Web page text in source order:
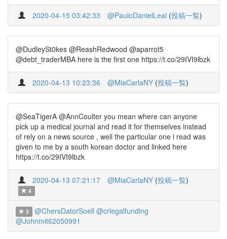
2020-04-15 03:42:33 @PauloDanielLeal (投稿一覧)
@DudleySt0kes @ReashRedwood @aparrot5
@debt_traderMBA here is the first one https://t.co/29IVI9lbzk
2020-04-13 10:23:36 @MiaCarlaNY (投稿一覧)
@SeaTigerA @AnnCoulter you mean where can anyone
pick up a medical journal and read it for themselves instead
of rely on a news source , well the particular one i read was
given to me by a south korean doctor and linked here
https://t.co/29IVI9lbzk
2020-04-13 07:21:17 @MiaCarlaNY (投稿一覧)
4
3 @ChersDatorSoell @crlegalfunding
@Johnmit62050991